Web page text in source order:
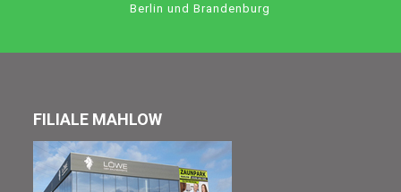
Berlin und Brandenburg
FILIALE MAHLOW